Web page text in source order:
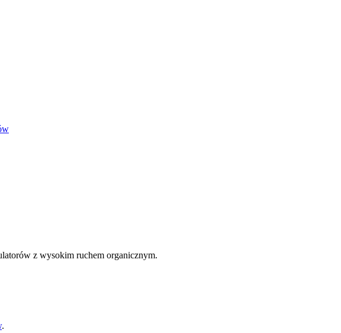
z wysokim ruchem organicznym.
.